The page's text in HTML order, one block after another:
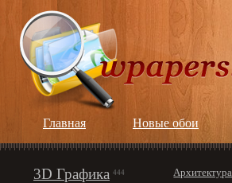
Главная Новые обои
3D Графика 444 Архитектура